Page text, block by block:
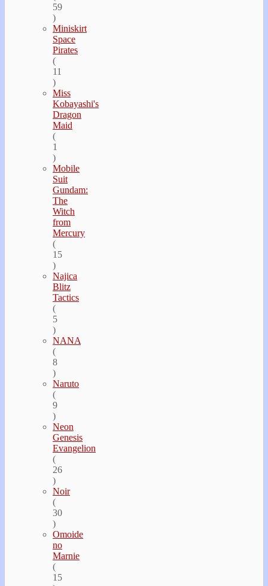
59
)
Miniskirt
Space
Pirates
(
11
)
Miss
Kobayashi's
Dragon
Maid
(
1
)
Mobile
Suit
Gundam:
The
Witch
from
Mercury
(
15
)
Najica
Blitz
Tactics
(
5
)
NANA
(
8
)
Naruto
(
9
)
Neon
Genesis
Evangelion
(
26
)
Noir
(
30
)
Omoide
no
Marnie
(
15